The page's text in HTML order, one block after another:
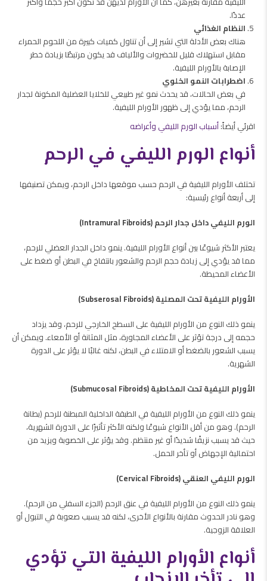
عددًا.
النظام الغذائي
هناك بعض الأدلة التي تشير إلى أن تناول كميات كبيرة من اللحوم الحمراء
مقابل استهلاك قليل للخضروات والألياف قد يكون مرتبطًا بزيادة خطر
الإصابة بالأورام الليفية.
اضطرابات النمو الخلوي
في بعض الحالات، قد يحدث نمو غير طبيعي للخلايا العضلية المكونة لجدار
الرحم، مما يؤدي إلى ظهور الأورام الليفية.
اقرئي أيضاً:أسباب الورم الليفي وأعراضه
أنواع الورم الليفي في الرحم
تختلف الأورام الليفية في الرحم حسب موقعها داخل الرحم، ويمكن تصنيفها
إلى أربعة أنواع رئيسية:
الورم الليفي داخل جدار الرحم (Intramural Fibroids)
يعتبر الأكثر شيوعًا بين أنواع الأورام الليفية. ينمو داخل الجدار العضلي للرحم،
مما قد يؤدي إلى زيادة حجم الرحم والشعور بانتفاخ في البطن أو ضغط على
الأعضاء المحيطة.
الأورام الليفية تحت المصلية (Subserosal Fibroids)
ينمو ذلك النوع من الأورام الليفية على السطح الخارجي للرحم، وقد يزداد
حجمه إلى درجة تؤثر على الأعضاء المجاورة، مثل المثانة أو الأمعاء. ويمكن أن
يسبب الشعور بالضغط أو الامتلاء في البطن، لكنه غالبًا لا يؤثر على الدورة
الشهرية.
الأورام الليفية تحت المخاطية (Submucosal Fibroids)
ينمو ذلك النوع من الأورام الليفية في الطبقة الداخلية المبطنة للرحم (بطانة
الرحم). وهو من أقل الأنواع شيوعًا ولكنه الأكثر تأثيرًا على الدورة الشهرية،
حيث قد يسبب نزيفًا شديدًا أو غير منتظم. وقد يؤثر على الخصوبة ويزيد من
احتمالية الإجهاض أو تأخر الحمل.
الورم الليفي العنقي (Cervical Fibroids)
ينمو ذلك النوع من الأورام الليفية في عنق الرحم (الجزء السفلي من الرحم).
وهو نادر الحدوث مقارنة بالأنواع الأخرى، لكنه قد يسبب صعوبة في التبول أو
العلاقة الزوجية.
أنواع الأورام الليفية التي تؤدي